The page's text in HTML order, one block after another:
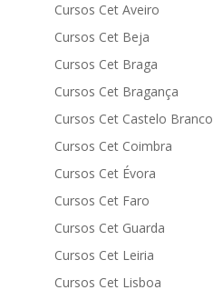
Cursos Cet Aveiro
Cursos Cet Beja
Cursos Cet Braga
Cursos Cet Bragança
Cursos Cet Castelo Branco
Cursos Cet Coimbra
Cursos Cet Évora
Cursos Cet Faro
Cursos Cet Guarda
Cursos Cet Leiria
Cursos Cet Lisboa